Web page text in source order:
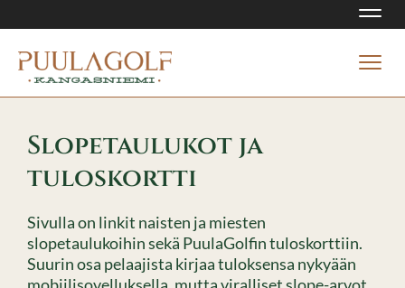
Slopetaulukot ja
tuloskortti
Sivulla on linkit naisten ja miesten
slopetaulukoihin sekä PuulaGolfin tuloskorttiin.
Suurin osa pelaajista kirjaa tuloksensa nykyään